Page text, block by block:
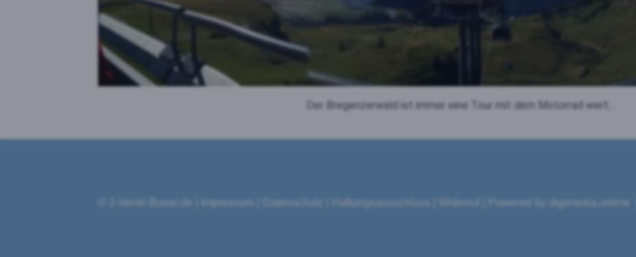
Der Bregenzerwald ist immer eine Tour mit dem Motorrad wert...
2-Ventil-Boxer.de Impressum Datenschutz Haftungsausschluss Widerruf Powered by digimedia.online |